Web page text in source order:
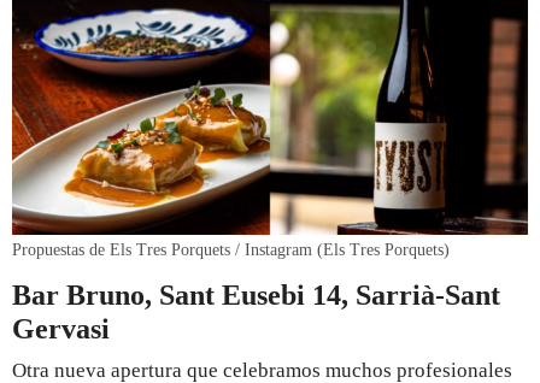
Propuestas de Els Tres Porquets / Instagram (Els Tres Porquets)
Bar Bruno, Sant Eusebi 14, Sarrià-Sant
Gervasi
Otra nueva apertura que celebramos muchos profesionales